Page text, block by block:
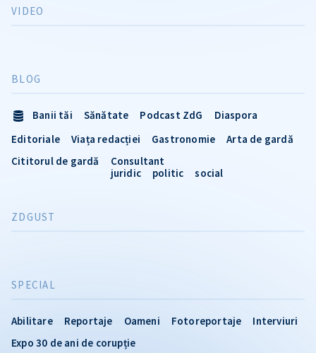
VIDEO
SPECIAL
Abilitare Reportaje Oameni Fotoreportaje
Interviuri
Expo 30 de ani de corupție
BLOG
Banii tăi Sănătate Podcast ZdG
Diaspora
Editoriale
Viața redacției Gastronomie
Arta de gardă
Cititorul de gardă
Consultant
juridic
politic social
ZDGUST